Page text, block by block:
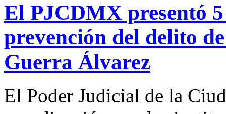
El PJCDMX presentó
prevención del delito
Guerra Álvarez
El Poder Judicial de la